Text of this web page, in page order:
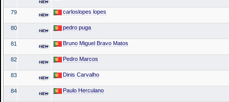
79 carloslopes lopes
80 pedro puga
81 Bruno Miguel Bravo Matos
82 Pedro Marcos
83 Dinis Carvalho
84 Paulo Herculano